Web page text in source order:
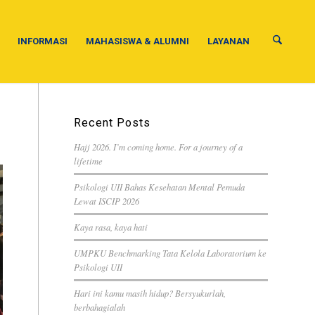
INFORMASI MAHASISWA & ALUMNI LAYANAN
Recent Posts
Hajj 2026. I’m coming home. For a journey of a
lifetime
Psikologi UII Bahas Kesehatan Mental Pemuda
Lewat ISCIP 2026
Kaya rasa, kaya hati
UMPKU Benchmarking Tata Kelola Laboratorium ke
Psikologi UII
Hari ini kamu masih hidup? Bersyukurlah,
berbahagialah